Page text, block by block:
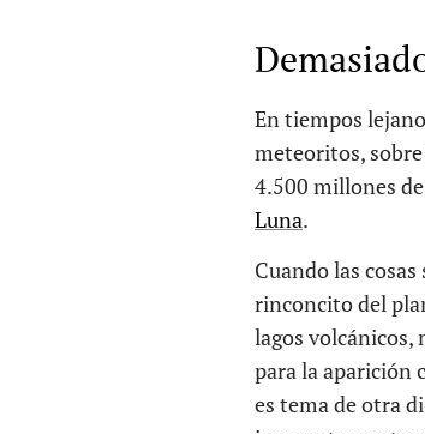
En tiempos
meteoritos,
4.500 millones
Luna.
Cuando las
rinconcito del
lagos volcánicos,
para la aparición
es tema de otra